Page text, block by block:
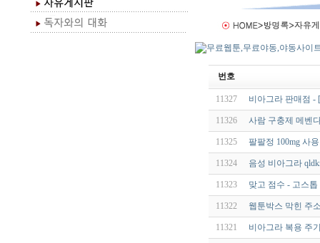
번호
11327 비아그라 판매점 -
11326 사람 구충제 메벤
11325 팔팔정 100mg 사
11324 음성 비아그라
11323 맞고 점수 - 고스
11322 웹툰박스 막힌 주
11321 비아그라 복용 주